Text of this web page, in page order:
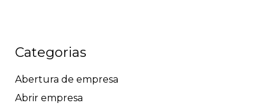
Categorias
Abertura de empresa
Abrir empresa